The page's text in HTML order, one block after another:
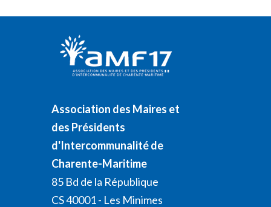
Association des Maires et
des Présidents
d'Intercommunalité de
Charente-Maritime
85 Bd de la République
CS 40001 - Les Minimes